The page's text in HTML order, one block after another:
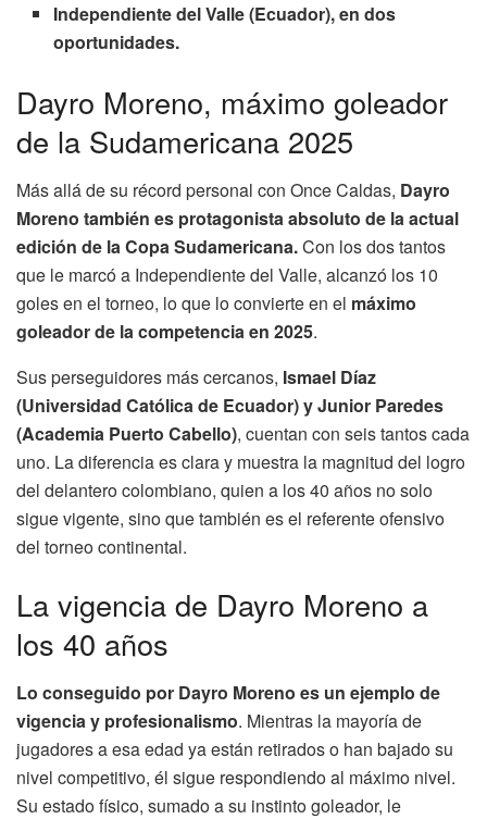
Independiente del Valle (Ecuador), en dos
oportunidades.
Dayro Moreno, máximo goleador
de la Sudamericana 2025
Más allá de su récord personal con Once Caldas, Dayro
Moreno también es protagonista absoluto de la actual
edición de la Copa Sudamericana.Con los dos tantos
que le marcó a Independiente del Valle, alcanzó los 10
goles en el torneo, lo que lo convierte en el máximo
goleador de la competencia en 2025.
Sus perseguidores más cercanos, Ismael Díaz
(Universidad Católica de Ecuador) y Junior Paredes
(Academia Puerto Cabello), cuentan con seis tantos cada
uno. La diferencia es clara y muestra la magnitud del logro
del delantero colombiano, quien a los 40 años no solo
sigue vigente, sino que también es el referente ofensivo
del torneo continental.
La vigencia de Dayro Moreno a
los 40 años
Lo conseguido por Dayro Moreno es un ejemplo de
vigencia y profesionalismo. Mientras la mayoría de
jugadores a esa edad ya están retirados o han bajado su
nivel competitivo, él sigue respondiendo al máximo nivel.
Su estado físico, sumado a su instinto goleador, le